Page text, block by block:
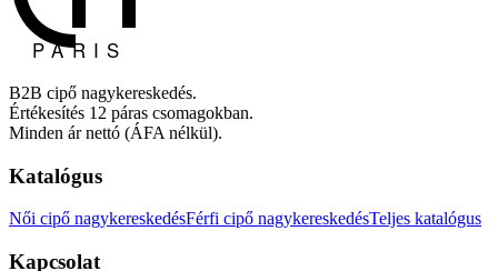
B2B cipő nagykereskedés.
Értékesítés 12 páras csomagokban.
Minden ár nettó (ÁFA nélkül).
Katalógus
Női cipő nagykereskedésFérfi cipő nagykereskedésTeljes katalógus
Kapcsolat